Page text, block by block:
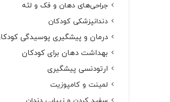
جراحی‌های دهان و فک و لثه
دندانپزشکی کودکان
درمان و پیشگیری پوسیدگی
بهداشت دهان برای کودکان
ارتودنسی پیشگیری
لمینت و کامپوزیت